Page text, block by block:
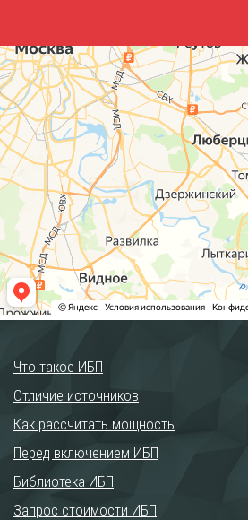
Что такое ИБП
Отличие источников
Как рассчитать мощность
Перед включением ИБП
Библиотека ИБП
Запрос стоимости ИБП